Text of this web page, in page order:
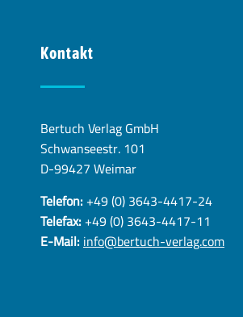
Kontakt
Bertuch Verlag GmbH
Schwanseestr. 101
D-99427 Weimar
Telefon:+49 (0) 3643-4417-24
Telefax:+49 (0) 3643-4417-11
E-Mail:info@bertuch-verlag.com